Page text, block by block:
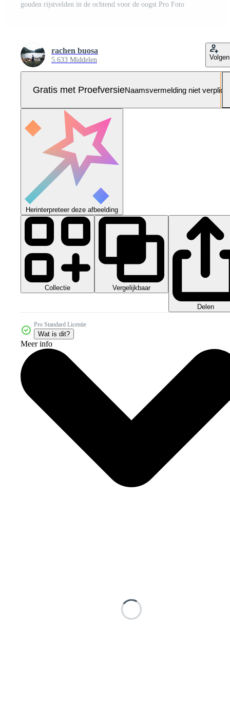
gouden rijstvelden in de ochtend voor de oogst Pro Foto
rachen buosa
5.633 Middelen Volgen
Gratis met ProefversieNaamsvermelding niet verplicht
Herinterpreteer deze afbeelding
Collectie Vergelijkbaar
Delen
Pro Standard Licentie
Wat is dit?
Meer info